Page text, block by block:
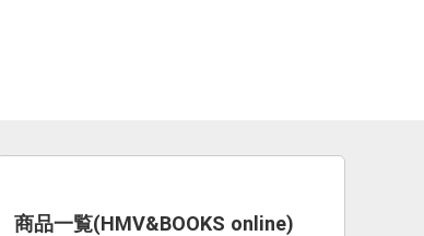
商品一覧(HMV&BOOKS online)